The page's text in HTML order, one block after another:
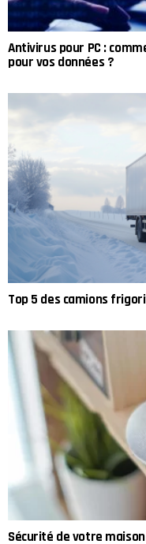
Antivirus pour PC :
pour vos données ?
Top 5 des camions
Sécurité de votre